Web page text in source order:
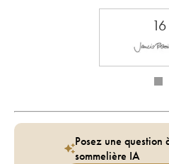
16
Posez une
sommelière IA